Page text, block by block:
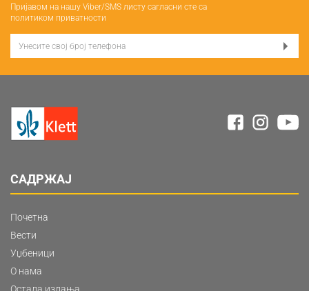
Пријавом на нашу Viber/SMS листу сагласни сте са
политиком приватности
САДРЖАЈ
Почетна
Вести
Уџбеници
О нама